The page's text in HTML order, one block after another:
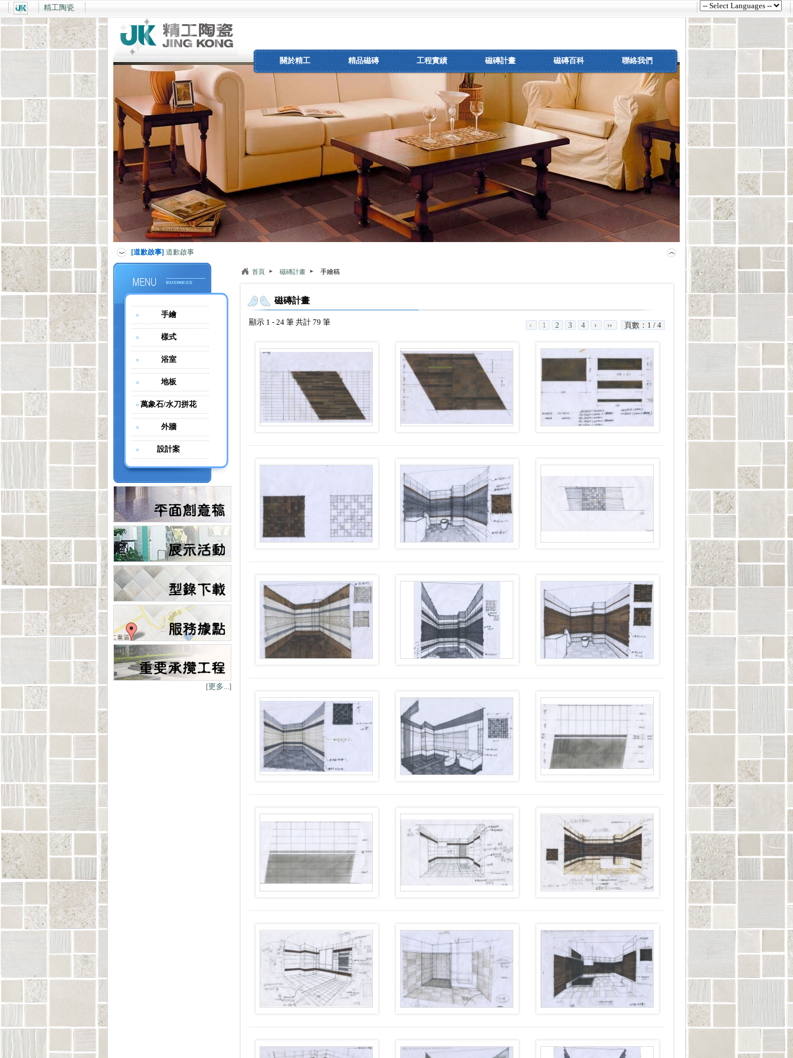
精工陶瓷
關於精工 精品磁磚 工程實績 磁磚計畫 磁磚百科 聯絡我們
[道歉啟事] 道歉啟事
手繪
樣式
浴室
地板
萬象石/水刀拼花
外牆
設計案
[更多...]
首頁 磁磚計畫 手繪稿
磁磚計畫
顯示 1 - 24 筆 共計 79 筆 ‹ 1 2 3 4 › ›› 頁數：1 / 4